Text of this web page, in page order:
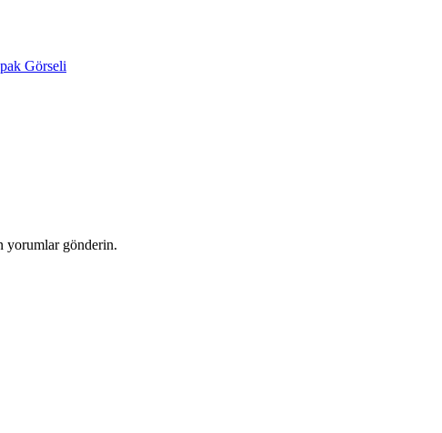
yorumlar gönderin.